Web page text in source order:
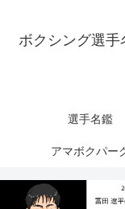
ボクシング選
選手名鑑
アマボクパー